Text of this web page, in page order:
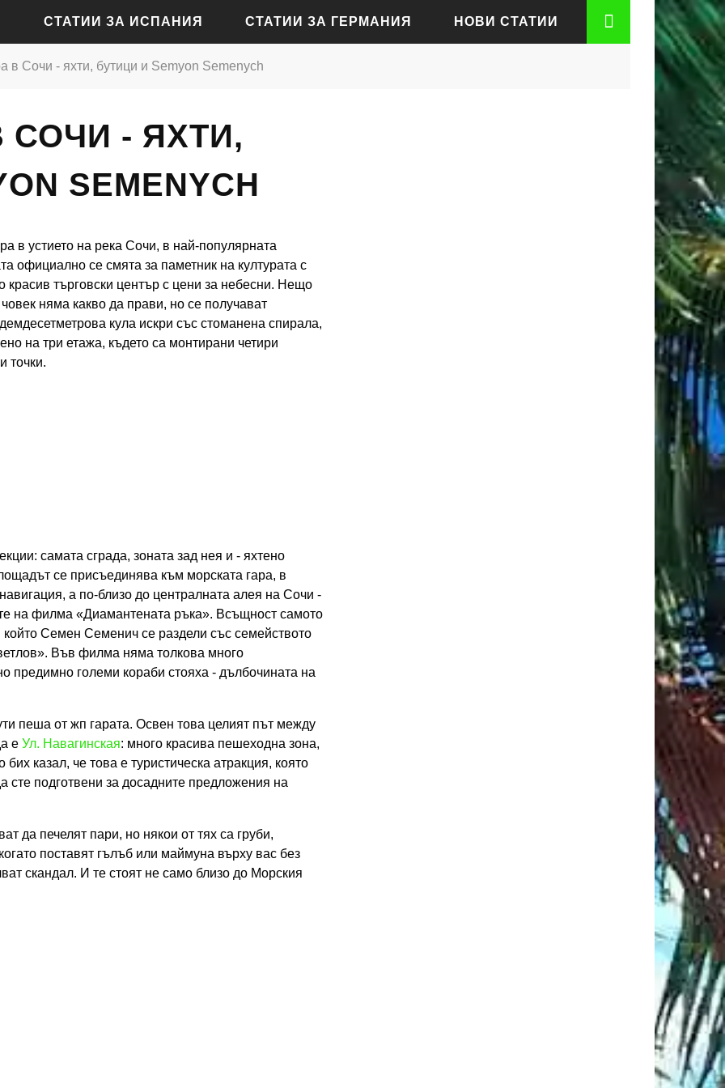
СТАТИИ ЗА ИСПАНИЯ
СТАТИИ ЗА БАРСЕЛОНА
СТАТИИ ЗА СЕВИЛЯ
СТАТИИ ЗА ГЕРМАНИЯ
СТАТИИ ЗА ХАМБУРГ
СТАТИИ ЗА МЮНХЕН
НОВИ СТАТИИ
в Сочи - яхти, бутици и Semyon Semenych
СОЧИ - ЯХТИ,
SEMENYCH
в устието на река Сочи, в най-популярната
официално се смята за паметник на културата с
търговски център с цени за небесни. Нещо
няма какво да прави, но се получават
кула искри със стоманена спирала,
на три етажа, където са монтирани четири
точки.
самата сграда, зоната зад нея и - яхтено
се присъединява към морската гара, в
а по-близо до централната алея на Сочи -
на филма «Диамантената ръка». Всъщност самото
Семен Семенич се раздели със семейството
Във филма няма толкова много
предимно големи кораби стояха - дълбочината на
пеша от жп гарата. Освен това целият път между
е Ул. Навагинская: много красива пешеходна зона,
казал, че това е туристическа атракция, която
сте подготвени за досадните предложения на
да печелят пари, но някои от тях са груби,
поставят гълъб или маймуна върху вас без
скандал. И те стоят не само близо до Морския